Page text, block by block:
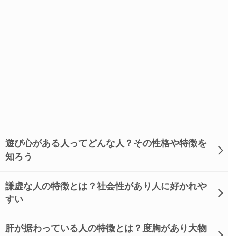
遊び心がある人ってどんな人？その性格や特徴を
知ろう
謙虚な人の特徴とは？社会性があり人に好かれや
すい
肝が据わっている人の特徴とは？度胸があり大物